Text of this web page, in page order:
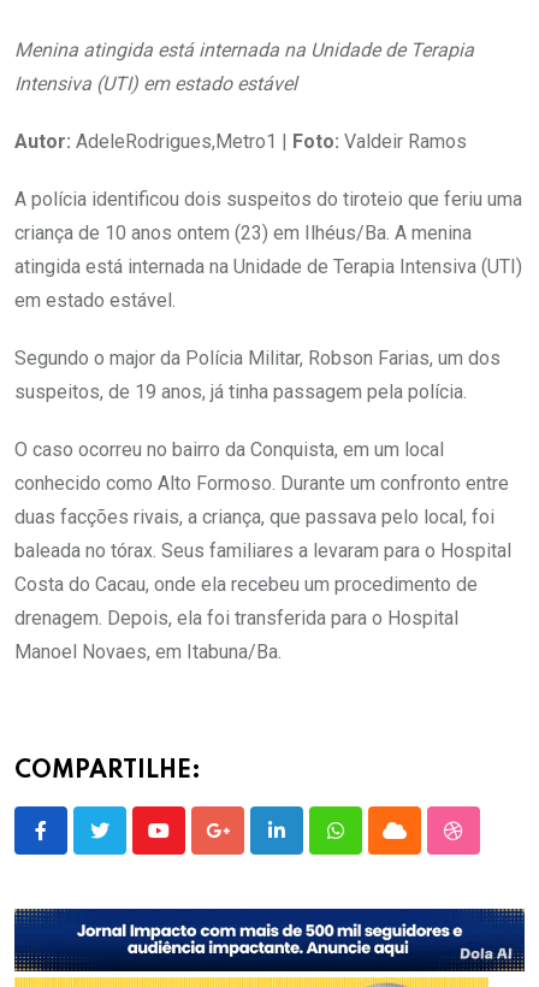
Menina atingida está internada na Unidade de Terapia
Intensiva (UTI) em estado estável
Autor: AdeleRodrigues,Metro1 | Foto: Valdeir Ramos
A polícia identificou dois suspeitos do tiroteio que feriu uma
criança de 10 anos ontem (23) em Ilhéus/Ba. A menina
atingida está internada na Unidade de Terapia Intensiva (UTI)
em estado estável.
Segundo o major da Polícia Militar, Robson Farias, um dos
suspeitos, de 19 anos, já tinha passagem pela polícia.
O caso ocorreu no bairro da Conquista, em um local
conhecido como Alto Formoso. Durante um confronto entre
duas facções rivais, a criança, que passava pelo local, foi
baleada no tórax. Seus familiares a levaram para o Hospital
Costa do Cacau, onde ela recebeu um procedimento de
drenagem. Depois, ela foi transferida para o Hospital
Manoel Novaes, em Itabuna/Ba.
COMPARTILHE:
YoutubeGoogle+LinkedInWhatsappCloud